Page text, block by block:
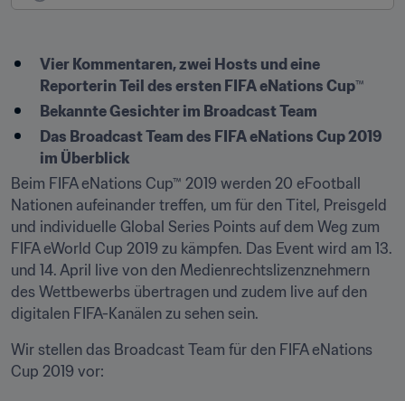
Vier Kommentaren, zwei Hosts und eine
Reporterin Teil des ersten FIFA eNations Cup™
Bekannte Gesichter im Broadcast Team
Das Broadcast Team des FIFA eNations Cup 2019
im Überblick
Beim FIFA eNations Cup™ 2019 werden 20 eFootball
Nationen aufeinander treffen, um für den Titel, Preisgeld
und individuelle Global Series Points auf dem Weg zum
FIFA eWorld Cup 2019 zu kämpfen. Das Event wird am 13.
und 14. April live von den Medienrechtslizenznehmern
des Wettbewerbs übertragen und zudem live auf den
digitalen FIFA-Kanälen zu sehen sein.
Wir stellen das Broadcast Team für den FIFA eNations
Cup 2019 vor: